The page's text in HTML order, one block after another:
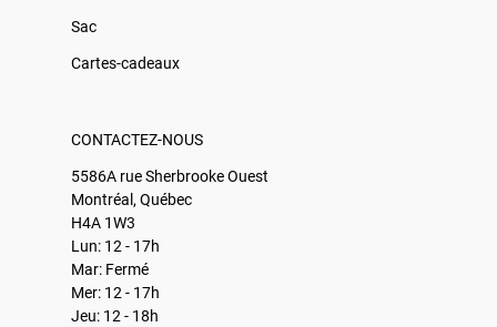
Sac
Cartes-cadeaux
CONTACTEZ-NOUS
5586A rue Sherbrooke Ouest
Montréal, Québec
H4A 1W3
Lun: 12 - 17h
Mar: Fermé
Mer: 12 - 17h
Jeu: 12 - 18h